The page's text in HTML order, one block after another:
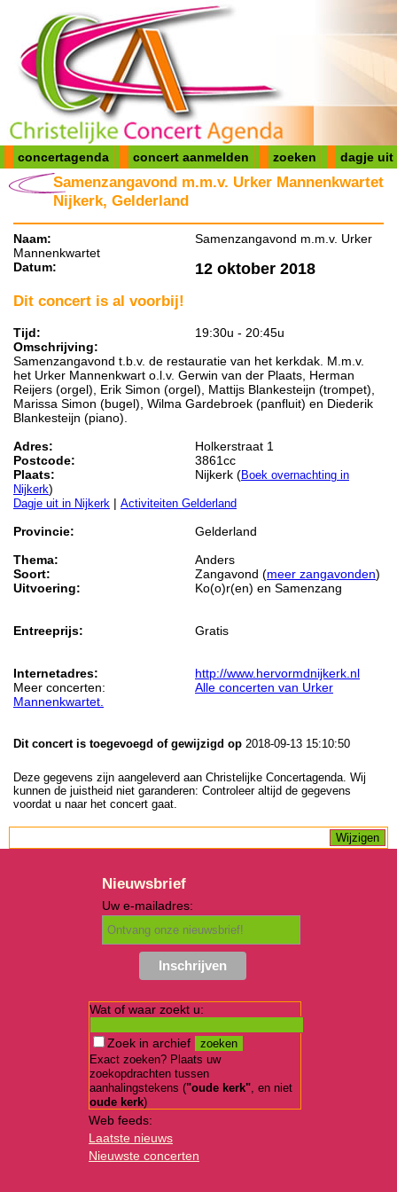
concertagenda concert aanmelden zoeken dagje uit
Samenzangavond m.m.v. Urker Mannenkwartet
Nijkerk, Gelderland
Naam:
Samenzangavond m.m.v. Urker
Mannenkwartet
Datum:
12 oktober 2018
Dit concert is al voorbij!
Tijd:
19:30u - 20:45u
Omschrijving:
Samenzangavond t.b.v. de restauratie van het kerkdak. M.m.v.
het Urker Mannenkwart o.l.v. Gerwin van der Plaats, Herman
Reijers (orgel), Erik Simon (orgel), Mattijs Blankesteijn (trompet),
Marissa Simon (bugel), Wilma Gardebroek (panfluit) en Diederik
Blankesteijn (piano).
Adres:
Holkerstraat 1
Postcode:
3861cc
Plaats:
Nijkerk (Boek overnachting in
Nijkerk)
Dagje uit in Nijkerk | Activiteiten Gelderland
Provincie:
Gelderland
Thema:
Anders
Soort:
Zangavond (meer zangavonden)
Uitvoering:
Ko(o)r(en) en Samenzang
Entreeprijs: Gratis
Internetadres:
http://www.hervormdnijkerk.nl
Meer concerten:
Alle concerten van Urker
Mannenkwartet.
Dit concert is toegevoegd of gewijzigd op 2018-09-13 15:10:50
Deze gegevens zijn aangeleverd aan Christelijke Concertagenda. Wij
kunnen de juistheid niet garanderen: Controleer altijd de gegevens
voordat u naar het concert gaat.
Nieuwsbrief
Uw e-mailadres:
Wat of waar zoekt u:
Zoek in archief
Exact zoeken? Plaats uw
zoekopdrachten tussen
aanhalingstekens ("oude kerk", en niet
oude kerk)
Web feeds:
Laatste nieuws
Nieuwste concerten